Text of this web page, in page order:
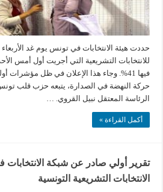
حددت هيئة الانتخابات في تونس يوم غد الأربعاء
للانتخابات التشريعية التي أجريت أول أمس
فيها 41%. وجاء هذا الإعلان في ظل
حركة النهضة في الصدارة، يتبعه حزب قلب
الرئاسة المعتقل نبيل القروي. …
أكمل القراءة »
تقرير أولي صادر عن شبكة الانتخابات
الانتخابات التشريعية التونسية